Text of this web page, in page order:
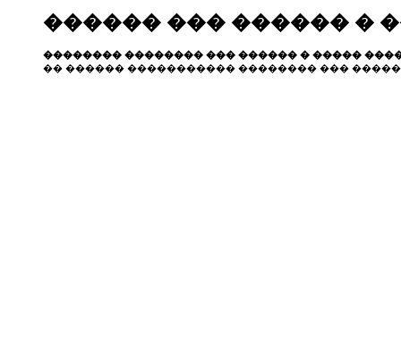
������ ��� ������ �
�������� �������� ��� ������ � �����
�� ������ ����������� �������� ���